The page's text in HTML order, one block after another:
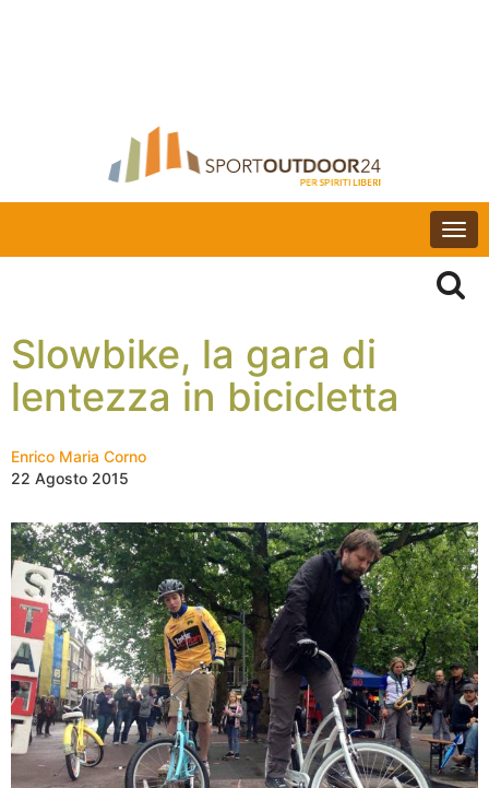
Slowbike, la gara di
lentezza in bicicletta
Enrico Maria Corno
22 Agosto 2015